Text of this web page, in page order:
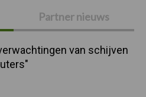
Partner nieuws
van schijven